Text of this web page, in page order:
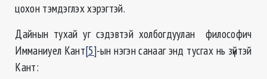
цохон тэмдэглэх хэрэгтэй.
Дайнын тухай уг сэдэвтэй холбогдуулан философич
Имманиуел Кант[5]-ын нэгэн санааг энд тусгах нь зүйтэй
Кант: